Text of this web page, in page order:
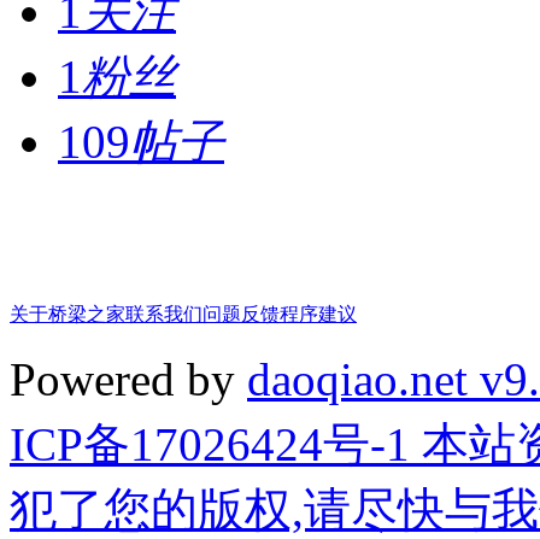
1 关注
1粉丝
109帖子
关于桥梁之家联系我们问题反馈程序建议
Powered by daoqiao.net
ICP备17026424号-1 本
犯了您的版权,请尽快与